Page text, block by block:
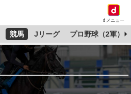
dメニュー
競馬 Jリーグ プロ野球（2軍）